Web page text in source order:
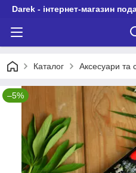
Darek - інтернет-магазин
Каталог Аксесуари та
–5%